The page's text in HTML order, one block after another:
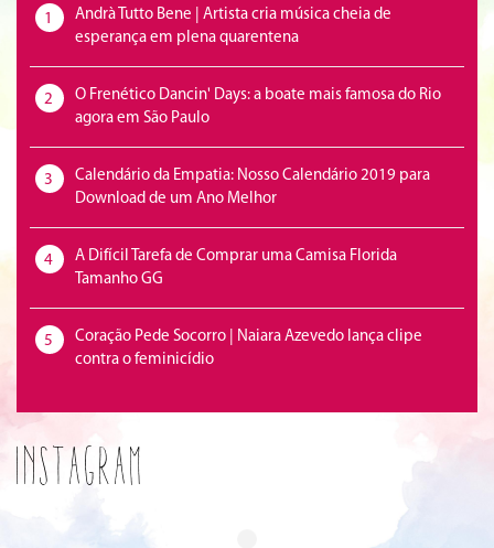
1
Andrà Tutto Bene | Artista cria música cheia de
esperança em plena quarentena
2
O Frenético Dancin' Days: a boate mais famosa do Rio
agora em São Paulo
3
Calendário da Empatia: Nosso Calendário 2019 para
Download de um Ano Melhor
4
A Difícil Tarefa de Comprar uma Camisa Florida
Tamanho GG
5
Coração Pede Socorro | Naiara Azevedo lança clipe
contra o feminicídio
Instagram